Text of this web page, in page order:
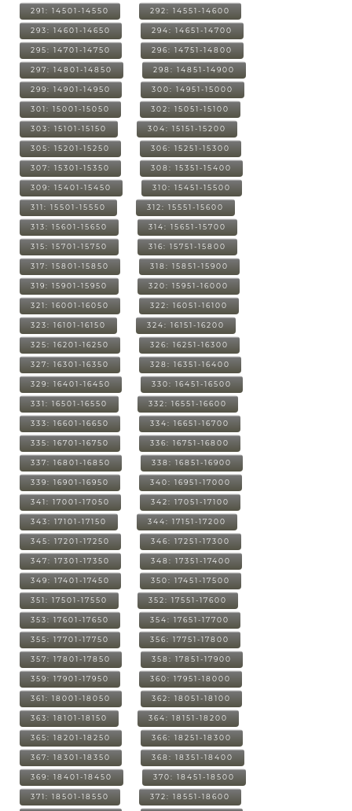
291: 14501-14550 292: 14551-14600
293: 14601-14650 294: 14651-14700
295: 14701-14750 296: 14751-14800
297: 14801-14850 298: 14851-14900
299: 14901-14950 300: 14951-15000
301: 15001-15050 302: 15051-15100
303: 15101-15150 304: 15151-15200
305: 15201-15250 306: 15251-15300
307: 15301-15350 308: 15351-15400
309: 15401-15450 310: 15451-15500
311: 15501-15550 312: 15551-15600
313: 15601-15650 314: 15651-15700
315: 15701-15750 316: 15751-15800
317: 15801-15850 318: 15851-15900
319: 15901-15950 320: 15951-16000
321: 16001-16050 322: 16051-16100
323: 16101-16150 324: 16151-16200
325: 16201-16250 326: 16251-16300
327: 16301-16350 328: 16351-16400
329: 16401-16450 330: 16451-16500
331: 16501-16550 332: 16551-16600
333: 16601-16650 334: 16651-16700
335: 16701-16750 336: 16751-16800
337: 16801-16850 338: 16851-16900
339: 16901-16950 340: 16951-17000
341: 17001-17050 342: 17051-17100
343: 17101-17150 344: 17151-17200
345: 17201-17250 346: 17251-17300
347: 17301-17350 348: 17351-17400
349: 17401-17450 350: 17451-17500
351: 17501-17550 352: 17551-17600
353: 17601-17650 354: 17651-17700
355: 17701-17750 356: 17751-17800
357: 17801-17850 358: 17851-17900
359: 17901-17950 360: 17951-18000
361: 18001-18050 362: 18051-18100
363: 18101-18150 364: 18151-18200
365: 18201-18250 366: 18251-18300
367: 18301-18350 368: 18351-18400
369: 18401-18450 370: 18451-18500
371: 18501-18550 372: 18551-18600